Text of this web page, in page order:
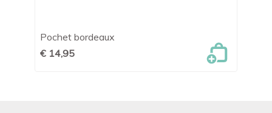
Pochet bordeaux
€ 14,95